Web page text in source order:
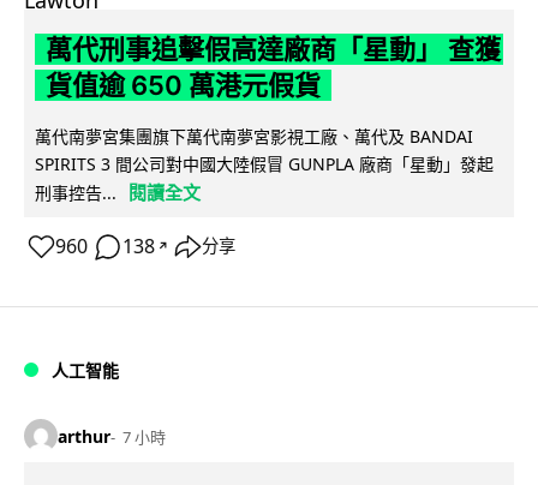
萬代刑事追擊假高達廠商「星動」 查獲
貨值逾 650 萬港元假貨
萬代南夢宮集團旗下萬代南夢宮影視工廠、萬代及 BANDAI
SPIRITS 3 間公司對中國大陸假冒 GUNPLA 廠商「星動」發起
刑事控告...
閱讀全文
960 138 ↗ 分享
人工智能
arthur 7 小時